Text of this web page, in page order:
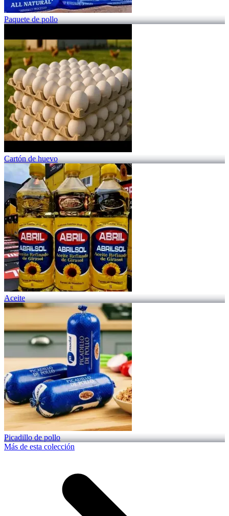
Paquete de pollo
Cartón de huevo
Aceite
Picadillo de pollo
Más de esta colección